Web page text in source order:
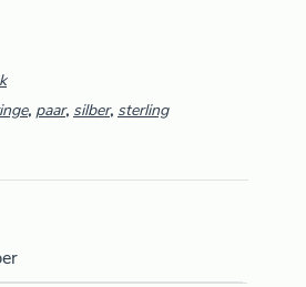
, paar, silber, sterling